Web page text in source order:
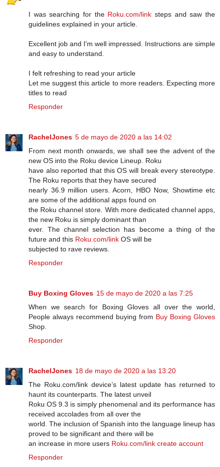
I was searching for the Roku.com/link steps and saw the
guidelines explained in your article.
Excellent job and I'm well impressed. Instructions are simple
and easy to understand.
I felt refreshing to read your article
Let me suggest this article to more readers. Expecting more
titles to read
Responder
RachelJones 5 de mayo de 2020 a las 14:02
From next month onwards, we shall see the advent of the
new OS into the Roku device Lineup. Roku
have also reported that this OS will break every stereotype.
The Roku reports that they have secured
nearly 36.9 million users. Acorn, HBO Now, Showtime etc
are some of the additional apps found on
the Roku channel store. With more dedicated channel apps,
the new Roku is simply dominant than
ever. The channel selection has become a thing of the
future and this Roku.com/link OS will be
subjected to rave reviews.
Responder
Buy Boxing Gloves 15 de mayo de 2020 a las 7:25
When we search for Boxing Gloves all over the world,
People always recommend buying from Buy Boxing Gloves
Shop.
Responder
RachelJones 18 de mayo de 2020 a las 13:20
The Roku.com/link device’s latest update has returned to
haunt its counterparts. The latest unveil
Roku OS 9.3 is simply phenomenal and its performance has
received accolades from all over the
world. The inclusion of Spanish into the language lineup has
proved to be significant and there will be
an increase in more users Roku.com/link create account
Responder